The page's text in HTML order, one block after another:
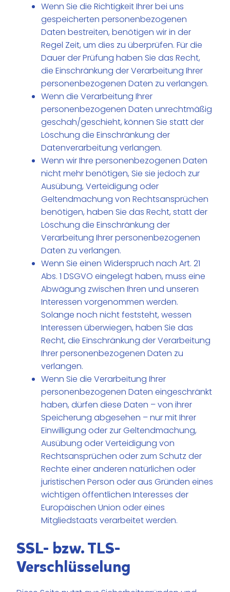
Wenn Sie die Richtigkeit Ihrer bei uns
gespeicherten personenbezogenen
Daten bestreiten, benötigen wir in der
Regel Zeit, um dies zu überprüfen. Für die
Dauer der Prüfung haben Sie das Recht,
die Einschränkung der Verarbeitung Ihrer
personenbezogenen Daten zu verlangen.
Wenn die Verarbeitung Ihrer
personenbezogenen Daten unrechtmäßig
geschah/geschieht, können Sie statt der
Löschung die Einschränkung der
Datenverarbeitung verlangen.
Wenn wir Ihre personenbezogenen Daten
nicht mehr benötigen, Sie sie jedoch zur
Ausübung, Verteidigung oder
Geltendmachung von Rechtsansprüchen
benötigen, haben Sie das Recht, statt der
Löschung die Einschränkung der
Verarbeitung Ihrer personenbezogenen
Daten zu verlangen.
Wenn Sie einen Widerspruch nach Art. 21
Abs. 1 DSGVO eingelegt haben, muss eine
Abwägung zwischen Ihren und unseren
Interessen vorgenommen werden.
Solange noch nicht feststeht, wessen
Interessen überwiegen, haben Sie das
Recht, die Einschränkung der Verarbeitung
Ihrer personenbezogenen Daten zu
verlangen.
Wenn Sie die Verarbeitung Ihrer
personenbezogenen Daten eingeschränkt
haben, dürfen diese Daten – von ihrer
Speicherung abgesehen – nur mit Ihrer
Einwilligung oder zur Geltendmachung,
Ausübung oder Verteidigung von
Rechtsansprüchen oder zum Schutz der
Rechte einer anderen natürlichen oder
juristischen Person oder aus Gründen eines
wichtigen öffentlichen Interesses der
Europäischen Union oder eines
Mitgliedstaats verarbeitet werden.
SSL- bzw. TLS-
Verschlüsselung